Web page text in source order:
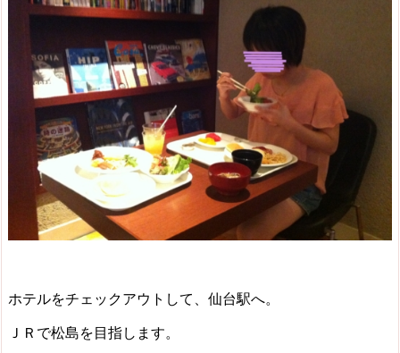
ホテルをチェックアウトして、仙台駅へ。
ＪＲで松島を目指します。